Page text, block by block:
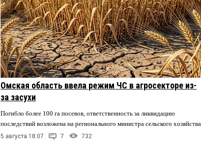
Омская область ввела режим ЧС в агросекторе из-
за засухи
Погибло более 100 га посевов, ответственность за ликвидацию
последствий возложена на регионального министра сельского хозяйства.
5 августа 18:07 7 732